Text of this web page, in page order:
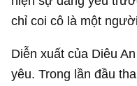
chỉ coi cô là một
Diễn xuất của Diêu
yêu. Trong lần đầu